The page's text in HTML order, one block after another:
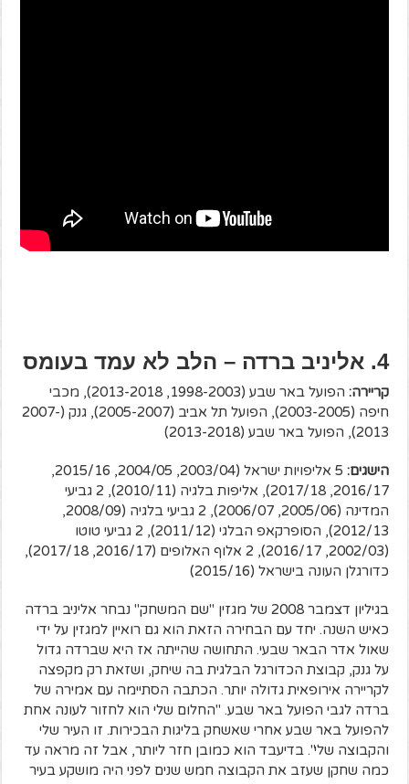
4. אליניב ברדה – הלב לא עמד בעומס
קריירה:
הפועל באר שבע (1998-2003, 2013-2018), מכבי
חיפה (2003-2005), הפועל תל אביב (2005-2007), גנק (2007-
2013), הפועל באר שבע (2013-2018)
הישגים:
5 אליפויות ישראל (2003/04, 2004/05, 2015/16,
2016/17, 2017/18), אליפות בלגיה (2010/11), 2 גביעי
המדינה (2005/06, 2006/07), 2 גביעי בלגיה (2008/09,
2012/13), הסופרקאפ הבלגי (2011/12), 2 גביעי טוטו
(2002/03, 2016/17), 2 אלוף האלופים (2016/17, 2017/18),
כדורגלן העונה בישראל (2015/16)
בגיליון דצמבר 2008 של מגזין "שם המשחק" נבחר אליניב ברדה
כאיש השנה. יחד עם הבחירה הזאת הוא גם רואיין למגזין על ידי
שאול אדר הבאר שבעי. התחושה שהייתה אז היא שברדה גדול
על גנק, קבוצת הכדורגל הבלגית בה שיחק, ושזאת רק מקפצה
לקריירה אירופאית גדולה יותר. הכתבה הסתיימה עם אמירה של
ברדה לגבי הפועל באר שבע. "החלום שלי הוא לחזור לעונה אחת
להפועל באר שבע אחרי שאשחק בליגות הבכירות. זו העיר שלי
והקבוצה שלי". בדיעבד הוא כמובן חזר ליותר, אבל זה מראה עד
כמה שחקן שעזב את הקבוצה חמש שנים לפני היה מושקע בעיר